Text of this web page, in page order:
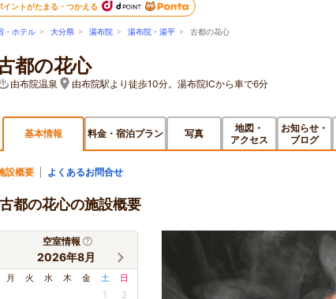
イントがたまる・つかえる
・ホテル > 大分県 > 湯布院 > 湯布院・湯平 > 古都の花心
都の花心
由布院温泉 由布院駅より徒歩10分。湯布院ICから車で6分
基本情報 料金・宿泊プラン 写真
地図・
アクセス
お知らせ・
ブログ
設概要 よくあるお問合せ
古都の花心の施設概要
空室情報
2026年8月
月 火 水 木 金 土 日
1 2